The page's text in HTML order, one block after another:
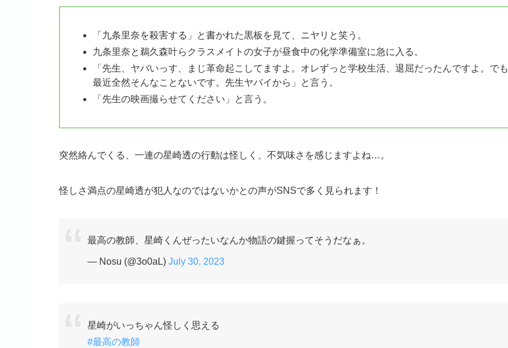
「九条里奈を殺害する」と書かれた黒板を見て、ニヤリと笑う。
九条里奈と鵜久森叶らクラスメイトの女子が昼食中の化学準備室に急に入る。
「先生、ヤバいっす、まじ革命起こしてますよ。オレずっと学校生活、退屈だったんですよ。でも
最近全然そんなことないです。先生ヤバイから」と言う。
「先生の映画撮らせてください」と言う。
突然絡んでくる、一連の星崎透の行動は怪しく、不気味さを感じますよね…。
怪しさ満点の星崎透が犯人なのではないかとの声がSNSで多く見られます！
最高の教師、星崎くんぜったいなんか物語の鍵握ってそうだなぁ。
— Nosu (@3o0aL) July 30, 2023
星崎がいっちゃん怪しく思える
#最高の教師